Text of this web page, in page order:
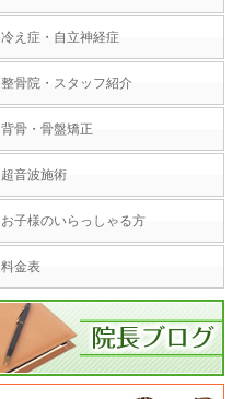
冷え症・自立神経症
整骨院・スタッフ紹介
背骨・骨盤矯正
超音波施術
お子様のいらっしゃる方
料金表